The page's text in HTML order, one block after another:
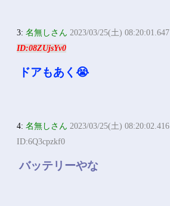
3:名無しさん 2023/03/25(土) 08:20:01.647
ID:08ZUjsYv0
ドアもあく😭
4:名無しさん 2023/03/25(土) 08:20:02.416
ID:6Q3cpzkf0
バッテリーやな